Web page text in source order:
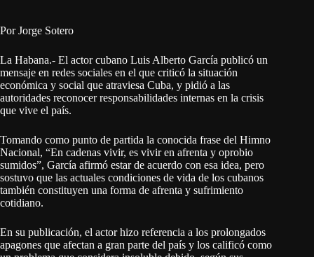
Por Jorge Sotero
La Habana.- El actor cubano Luis Alberto García publicó un
mensaje en redes sociales en el que criticó la situación
económica y social que atraviesa Cuba, y pidió a las
autoridades reconocer responsabilidades internas en la crisis
que vive el país.
Tomando como punto de partida la conocida frase del Himno
Nacional, “En cadenas vivir, es vivir en afrenta y oprobio
sumidos”, García afirmó estar de acuerdo con esa idea, pero
sostuvo que las actuales condiciones de vida de los cubanos
también constituyen una forma de afrenta y sufrimiento
cotidiano.
En su publicación, el actor hizo referencia a los prolongados
apagones que afectan a gran parte del país y los calificó como